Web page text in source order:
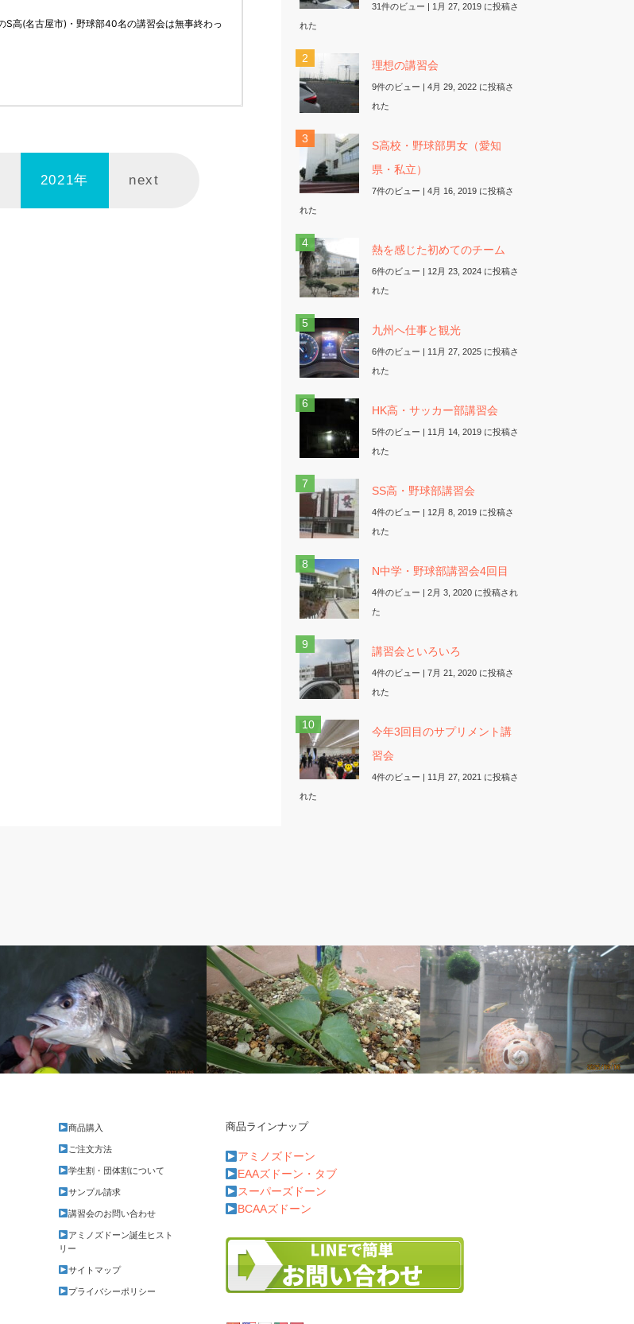
2021年 next
31件のビュー | 1月 27, 2019 に投稿さ
れた
理想の講習会
9件のビュー | 4月 29, 2022 に投稿さ
れた
S高校・野球部男女（愛知
県・私立）
7件のビュー | 4月 16, 2019 に投稿さ
れた
熱を感じた初めてのチーム
6件のビュー | 12月 23, 2024 に投稿さ
れた
九州へ仕事と観光
6件のビュー | 11月 27, 2025 に投稿さ
れた
HK高・サッカー部講習会
5件のビュー | 11月 14, 2019 に投稿さ
れた
SS高・野球部講習会
4件のビュー | 12月 8, 2019 に投稿さ
れた
N中学・野球部講習会4回目
4件のビュー | 2月 3, 2020 に投稿され
た
講習会といろいろ
4件のビュー | 7月 21, 2020 に投稿さ
れた
今年3回目のサプリメント講
習会
4件のビュー | 11月 27, 2021 に投稿さ
れた
商品ラインナップ
アミノズドーン
EAAズドーン・タブ
スーパーズドーン
BCAAズドーン
商品購入
ご注文方法
学生割・団体割について
サンプル請求
講習会のお問い合わせ
アミノズドーン誕生ヒスト
リー
サイトマップ
プライバシーポリシー